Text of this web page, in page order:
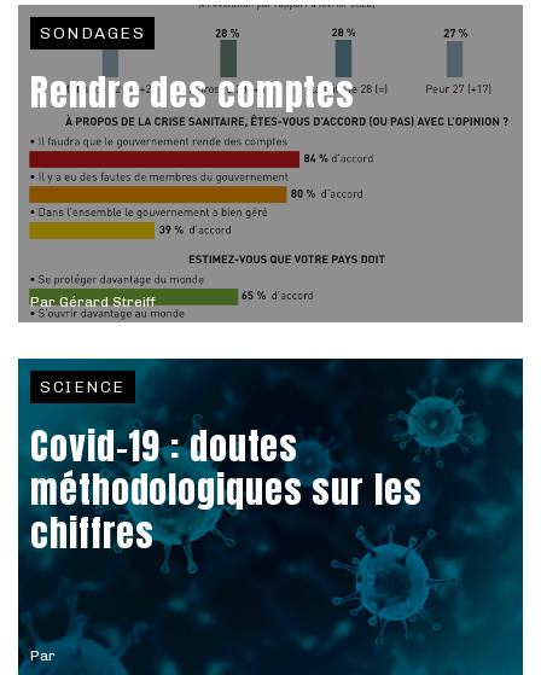
ParGérard Streiff
SONDAGES
Rendre des comptes
Par
SCIENCE
Covid-19 : doutes
méthodologiques sur les
chiffres